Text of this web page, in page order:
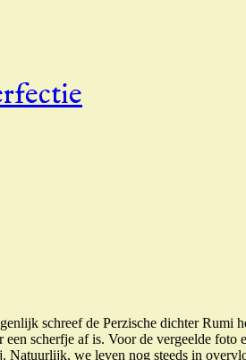
schreef de Perzische dichter Rumi
scherfje af is. Voor de vergeelde
we leven nog steeds in